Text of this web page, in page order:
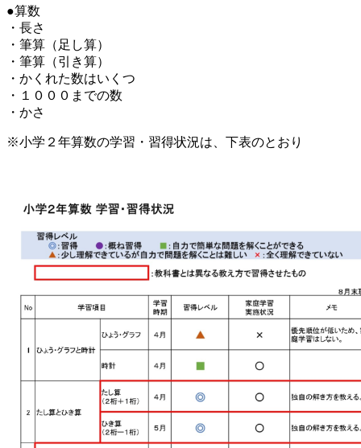
●算数
・長さ
・筆算（足し算）
・筆算（引き算）
・かくれた数はいくつ
・１０００までの数
・かさ
※小学２年算数の学習・習得状況は、下表のとおり